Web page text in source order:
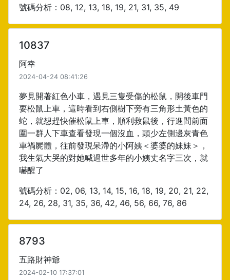
號碼分析：08, 12, 13, 18, 19, 21, 31, 35, 49
10837
阿幸
2024-04-24 08:41:26
夢見開著紅色小車，遇見三隻受傷的松鼠，開後車門
要松鼠上車，這時看到右側樹下旁有三角形土黃色的
蛇，就想趕快催松鼠上車，順利救鼠後，行進間前面
圍一群人下車查看發現一個沒血，頭少左側邊灰青色
車禍屍體，往前發現呆滯的小阿姨＜婆婆的妹妹＞，
我生氣大哭的對她喊過世多年的小姨丈名字三次，就
嚇醒了
號碼分析：02, 06, 13, 14, 15, 16, 18, 19, 20, 21, 22,
24, 26, 28, 31, 35, 36, 42, 46, 56, 66, 76, 86
8793
五路財神爺
2024-02-10 17:37:01